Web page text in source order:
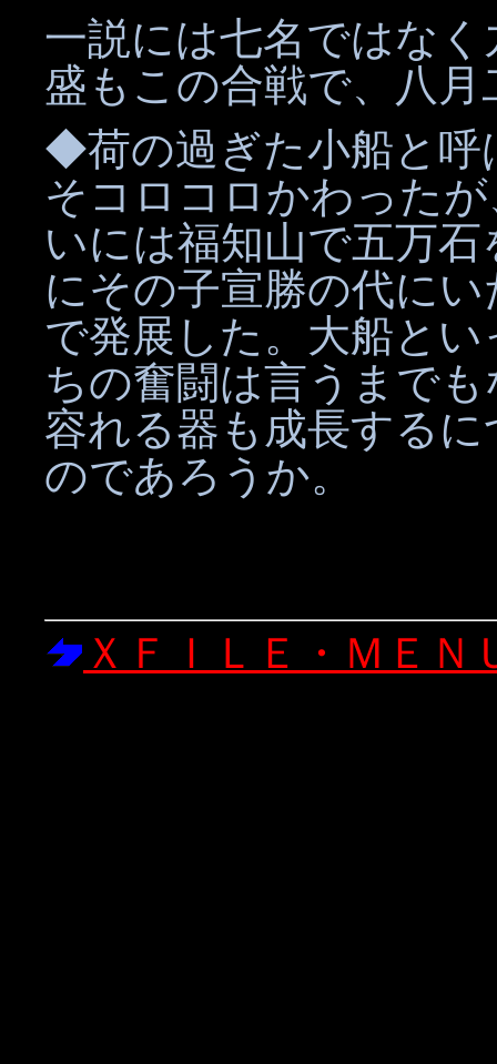
一説には七名ではな
盛もこの合戦で、八
◆荷の過ぎた小船と呼
そコロコロかわった
いには福知山で五万
にその子宣勝の代に
で発展した。大船と
ちの奮闘は言うまで
容れる器も成長する
のであろうか。
ＸＦＩＬＥ・ＭＥＮ